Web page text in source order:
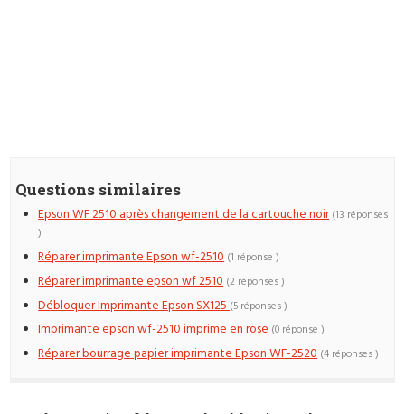
Questions similaires
Epson WF 2510 après changement de la cartouche noir (13 réponses
)
Réparer imprimante Epson wf-2510 (1 réponse )
Réparer imprimante epson wf 2510 (2 réponses )
Débloquer Imprimante Epson SX125(5 réponses )
Imprimante epson wf-2510 imprime en rose (0 réponse )
Réparer bourrage papier imprimante Epson WF-2520 (4 réponses )